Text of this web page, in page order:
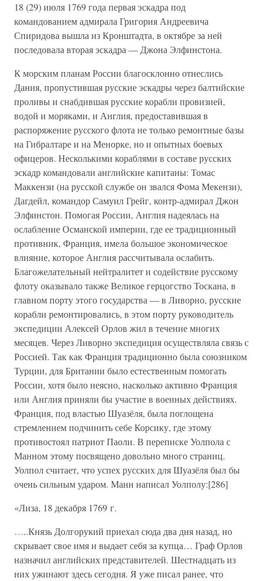
18 (29) июля 1769 года первая эскадра под
командованием адмирала Григория Андреевича
Спиридова вышла из Кронштадта, в октябре за ней
последовала вторая эскадра — Джона Элфинстона.
К морским планам России благосклонно отнеслись
Дания, пропустившая русские эскадры через балтийские
проливы и снабдившая русские корабли провизией,
водой и моряками, и Англия, предоставившая в
распоряжение русского флота не только ремонтные базы
на Гибралтаре и на Менорке, но и опытных боевых
офицеров. Несколькими кораблями в составе русских
эскадр командовали английские капитаны: Томас
Маккензи (на русской службе он звался Фома Мекензи),
Дагдейл, командор Самуил Грейг, контр-адмирал Джон
Элфинстон. Помогая России, Англия надеялась на
ослабление Османской империи, где ее традиционный
противник, Франция, имела большое экономическое
влияние, которое Англия рассчитывала ослабить.
Благожелательный нейтралитет и содействие русскому
флоту оказывало также Великое герцогство Тоскана, в
главном порту этого государства — в Ливорно, русские
корабли ремонтировались, в этом порту руководитель
экспедиции Алексей Орлов жил в течение многих
месяцев. Через Ливорно экспедиция осуществляла связь с
Россией. Так как Франция традиционно была союзником
Турции, для Британии было естественным помогать
России, хотя было неясно, насколько активно Франция
или Англия приняли бы участие в военных действиях.
Франция, под властью Шуазёля, была поглощена
стремлением подчинить себе Корсику, где этому
противостоял патриот Паоли. В переписке Уолпола с
Манном этому посвящено довольно много страниц.
Уолпол считает, что успех русских для Шуазёля был бы
очень сильным ударом. Манн написал Уолполу:[286]
«Лиза, 18 декабря 1769 г.
…..Князь Долгорукий приехал сюда два дня назад, но
скрывает свое имя и выдает себя за купца… Граф Орлов
назначил английских представителей. Шестнадцать из
них ужинают здесь сегодня. Я уже писал ранее, что